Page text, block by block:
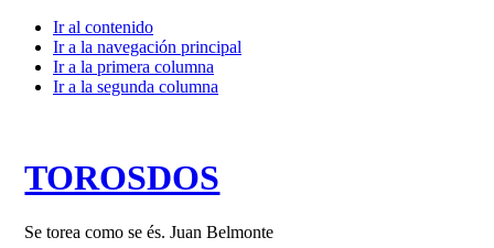
Ir al contenido
Ir a la navegación principal
Ir a la primera columna
Ir a la segunda columna
TOROSDOS
Se torea como se és. Juan Belmonte